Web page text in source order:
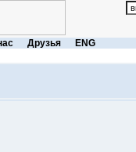
Друзья ENG